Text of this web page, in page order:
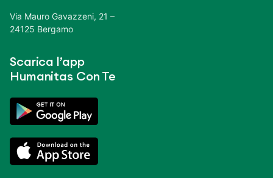
Via Mauro Gavazzeni, 21 –
24125 Bergamo
Scarica l’app
Humanitas Con Te